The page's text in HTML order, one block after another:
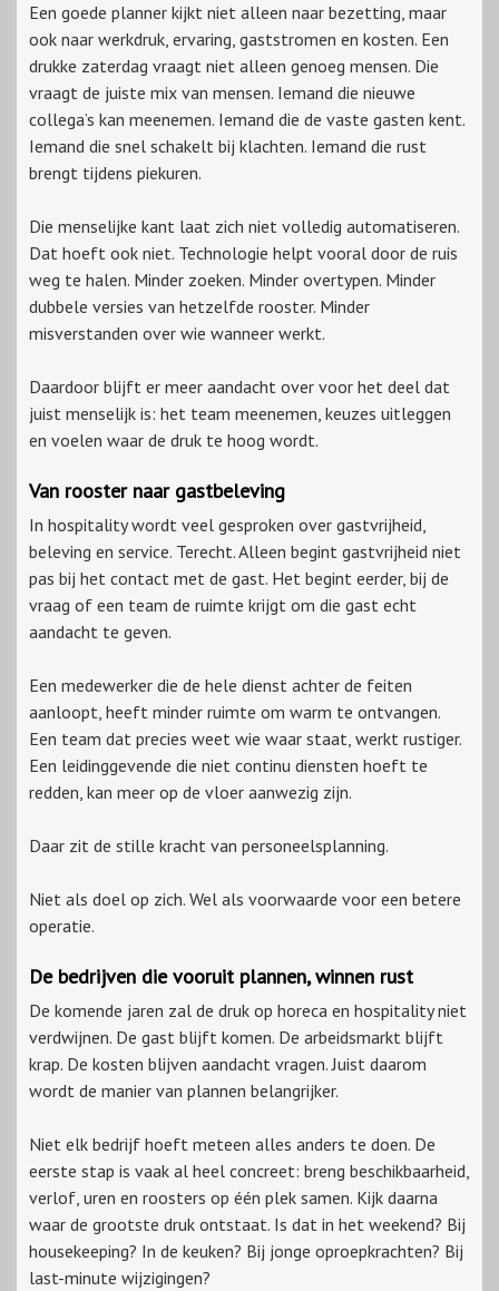
Een goede planner kijkt niet alleen naar bezetting, maar
ook naar werkdruk, ervaring, gaststromen en kosten. Een
drukke zaterdag vraagt niet alleen genoeg mensen. Die
vraagt de juiste mix van mensen. Iemand die nieuwe
collega’s kan meenemen. Iemand die de vaste gasten kent.
Iemand die snel schakelt bij klachten. Iemand die rust
brengt tijdens piekuren.
Die menselijke kant laat zich niet volledig automatiseren.
Dat hoeft ook niet. Technologie helpt vooral door de ruis
weg te halen. Minder zoeken. Minder overtypen. Minder
dubbele versies van hetzelfde rooster. Minder
misverstanden over wie wanneer werkt.
Daardoor blijft er meer aandacht over voor het deel dat
juist menselijk is: het team meenemen, keuzes uitleggen
en voelen waar de druk te hoog wordt.
Van rooster naar gastbeleving
In hospitality wordt veel gesproken over gastvrijheid,
beleving en service. Terecht. Alleen begint gastvrijheid niet
pas bij het contact met de gast. Het begint eerder, bij de
vraag of een team de ruimte krijgt om die gast echt
aandacht te geven.
Een medewerker die de hele dienst achter de feiten
aanloopt, heeft minder ruimte om warm te ontvangen.
Een team dat precies weet wie waar staat, werkt rustiger.
Een leidinggevende die niet continu diensten hoeft te
redden, kan meer op de vloer aanwezig zijn.
Daar zit de stille kracht van personeelsplanning.
Niet als doel op zich. Wel als voorwaarde voor een betere
operatie.
De bedrijven die vooruit plannen, winnen rust
De komende jaren zal de druk op horeca en hospitality niet
verdwijnen. De gast blijft komen. De arbeidsmarkt blijft
krap. De kosten blijven aandacht vragen. Juist daarom
wordt de manier van plannen belangrijker.
Niet elk bedrijf hoeft meteen alles anders te doen. De
eerste stap is vaak al heel concreet: breng beschikbaarheid,
verlof, uren en roosters op één plek samen. Kijk daarna
waar de grootste druk ontstaat. Is dat in het weekend? Bij
housekeeping? In de keuken? Bij jonge oproepkrachten? Bij
last-minute wijzigingen?